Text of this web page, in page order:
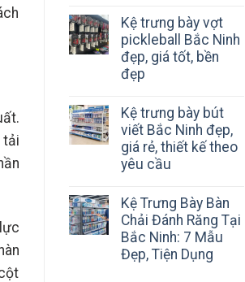
tải
Kệ trưng bày vợt
pickleball Bắc Ninh
đẹp, giá tốt, bền
đẹp
Kệ trưng bày bút
viết Bắc Ninh đẹp,
giá rẻ, thiết kế theo
yêu cầu
Kệ Trưng Bày Bàn
Chải Đánh Răng Tại
Bắc Ninh: 7 Mẫu
Đẹp, Tiện Dụng